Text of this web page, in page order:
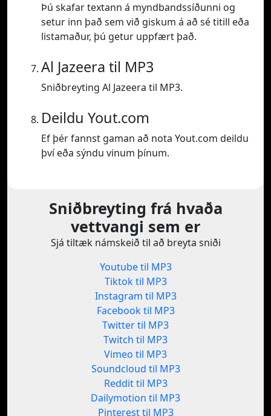
Þú skafar textann á myndbandssíðunni og
setur inn það sem við giskum á að sé titill eða
listamaður, þú getur uppfært það.
Al Jazeera til MP3
Sniðbreyting Al Jazeera til MP3.
Deildu Yout.com
Ef þér fannst gaman að nota Yout.com deildu
því eða sýndu vinum þínum.
Sniðbreyting frá hvaða
vettvangi sem er
Sjá tiltæk námskeið til að breyta sniði
Youtube til MP3
Tiktok til MP3
Instagram til MP3
Facebook til MP3
Twitter til MP3
Twitch til MP3
Vimeo til MP3
Soundcloud til MP3
Reddit til MP3
Dailymotion til MP3
Pinterest til MP3